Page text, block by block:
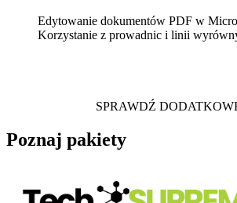
Edytowanie dokumentów PDF w
Korzystanie z prowadnic i linii
SPRAWDŹ
Poznaj pakiety